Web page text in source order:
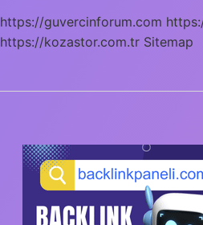
https://guvercinforum.com
https://kozastor.com.tr Sitemap
SIDEBAR